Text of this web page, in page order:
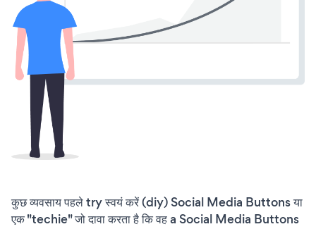
कुछ व्यवसाय पहले try स्वयं करें (diy) Social Media Buttons या
एक "techie" जो दावा करता है कि वह a Social Media Buttons